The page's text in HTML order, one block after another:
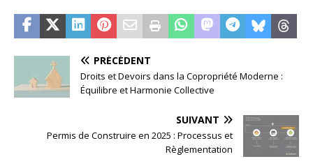
PRÉCÉDENT
Droits et Devoirs dans la Copropriété Moderne :
Équilibre et Harmonie Collective
SUIVANT
Permis de Construire en 2025 : Processus et
Règlementation